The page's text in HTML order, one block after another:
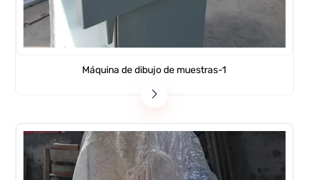
Máquina de dibujo de muestras-1